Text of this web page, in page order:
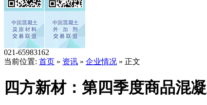
021-65983162
当前位置: 首页 » 资讯 » 企业情况 » 正文
四方新材：第四季度商品混